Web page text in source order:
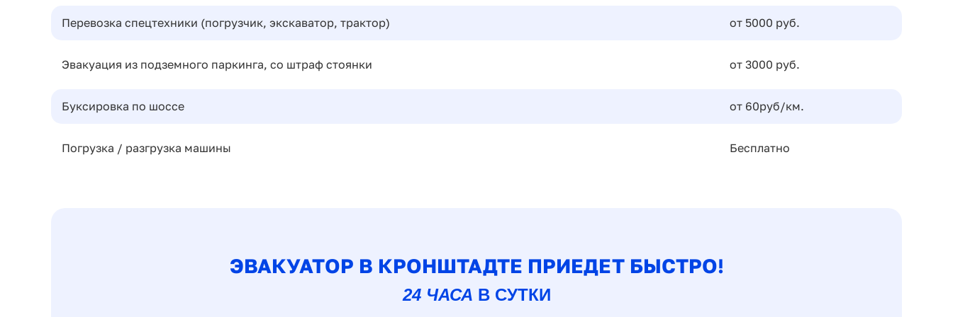
Перевозка спецтехники (погрузчик, экскаватор, трактор) от 5000 руб.
Эвакуация из подземного паркинга, со штраф стоянки от 3000 руб.
Буксировка по шоссе от 60руб/км.
Погрузка / разгрузка машины Бесплатно
ЭВАКУАТОР В КРОНШТАДТЕ ПРИЕДЕТ БЫСТРО!
24 ЧАСА В СУТКИ